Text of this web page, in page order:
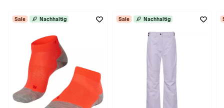
Sale Nachhaltig Sale Nachhaltig